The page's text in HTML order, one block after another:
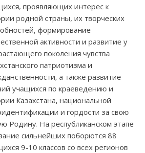
проявляющих интерес к
родной страны, их творческих
формирование
активности и развитие у
поколения чувства
патриотизма и
а также развитие
учащихся по краеведению и
Казахстана, национальной
и гордости за свою
Родину. На республиканском этапе
сильнейших поборются 88
9-10 классов со всех регионов